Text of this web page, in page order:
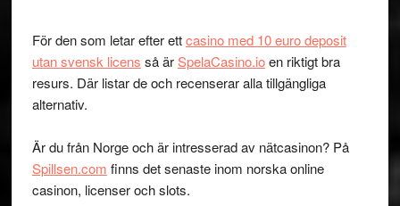
För den som letar efter ettcasino med 10 euro deposit
utan svensk licens så ärSpelaCasino.ioen riktigt bra
resurs. Där listar de och recenserar alla tillgängliga
alternativ.
Är du från Norge och är intresserad av nätcasinon? På
Spillsen.com finns det senaste inom norska online
casinon, licenser och slots.